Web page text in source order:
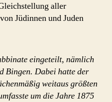
aller
Jüdinnen und Juden
eingeteilt, nämlich
Bingen. Dabei hatte der
weitaus größten
um die Jahre 1875